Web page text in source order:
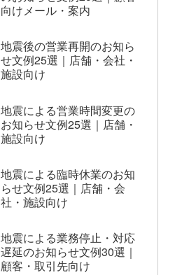
向けメール・案内
地震後の営業再開のお知ら
せ文例25選｜店舗・会社・
施設向け
地震による営業時間変更の
お知らせ文例25選｜店舗・
施設向け
地震による臨時休業のお知
らせ文例25選｜店舗・会
社・施設向け
地震による業務停止・対応
遅延のお知らせ文例30選｜
顧客・取引先向け